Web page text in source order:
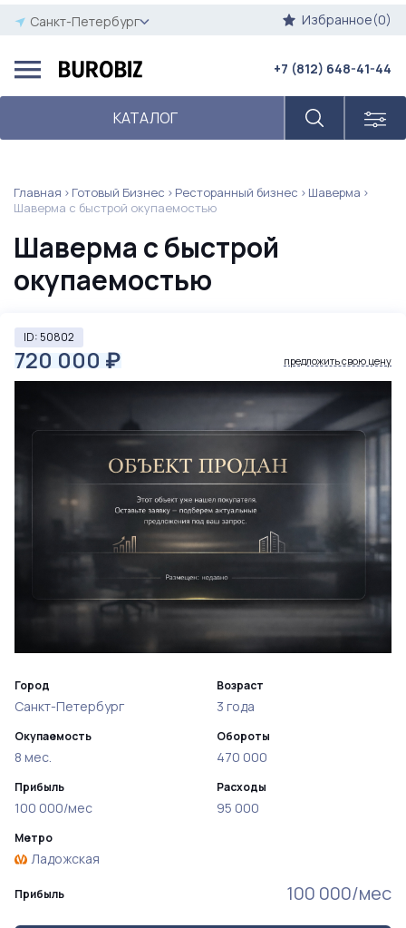
Санкт-Петербург Избранное(0)
КАТАЛОГ
+7 (812) 648-41-44
Главная Готовый Бизнес Ресторанный бизнес
Шаверма
Шаверма с быстрой окупаемостью
Шаверма с быстрой
окупаемостью
ID: 50802
720 000 ₽ предложить свою цену
Прибыль 100 000/мес
Город
Санкт-Петербург
Окупаемость
8 мес.
Прибыль
100 000/мес
Возраст
3 года
Обороты
470 000
Расходы
95 000
Метро
Ладожская